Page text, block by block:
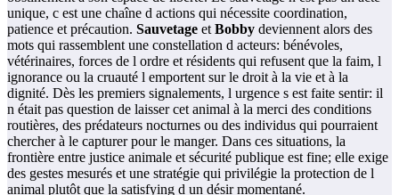
unique, c est une chaîne d actions qui nécessite coordination,
patience et précaution. Sauvetage et Bobby deviennent alors des
mots qui rassemblent une constellation d acteurs: bénévoles,
vétérinaires, forces de l ordre et résidents qui refusent que la faim, l
ignorance ou la cruauté l emportent sur le droit à la vie et à la
dignité. Dès les premiers signalements, l urgence s est faite sentir: il
n était pas question de laisser cet animal à la merci des conditions
routières, des prédateurs nocturnes ou des individus qui pourraient
chercher à le capturer pour le manger. Dans ces situations, la
frontière entre justice animale et sécurité publique est fine; elle exige
des gestes mesurés et une stratégie qui privilégie la protection de l
animal plutôt que la satisfying d un désir momentané.